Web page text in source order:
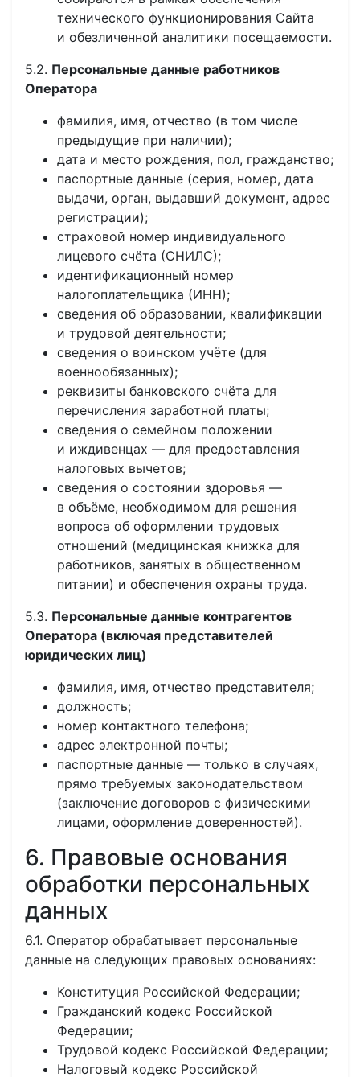
технического функционирования Сайта
и обезличенной аналитики посещаемости.
5.2. Персональные данные работников
Оператора
фамилия, имя, отчество (в том числе
предыдущие при наличии);
дата и место рождения, пол, гражданство;
паспортные данные (серия, номер, дата
выдачи, орган, выдавший документ, адрес
регистрации);
страховой номер индивидуального
лицевого счёта (СНИЛС);
идентификационный номер
налогоплательщика (ИНН);
сведения об образовании, квалификации
и трудовой деятельности;
сведения о воинском учёте (для
военнообязанных);
реквизиты банковского счёта для
перечисления заработной платы;
сведения о семейном положении
и иждивенцах — для предоставления
налоговых вычетов;
сведения о состоянии здоровья —
в объёме, необходимом для решения
вопроса об оформлении трудовых
отношений (медицинская книжка для
работников, занятых в общественном
питании) и обеспечения охраны труда.
5.3. Персональные данные контрагентов
Оператора (включая представителей
юридических лиц)
фамилия, имя, отчество представителя;
должность;
номер контактного телефона;
адрес электронной почты;
паспортные данные — только в случаях,
прямо требуемых законодательством
(заключение договоров с физическими
лицами, оформление доверенностей).
6. Правовые основания
обработки персональных
данных
6.1. Оператор обрабатывает персональные
данные на следующих правовых основаниях:
Конституция Российской Федерации;
Гражданский кодекс Российской
Федерации;
Трудовой кодекс Российской Федерации;
Налоговый кодекс Российской